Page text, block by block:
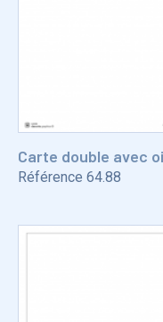
Carte double avec
Référence 64.88